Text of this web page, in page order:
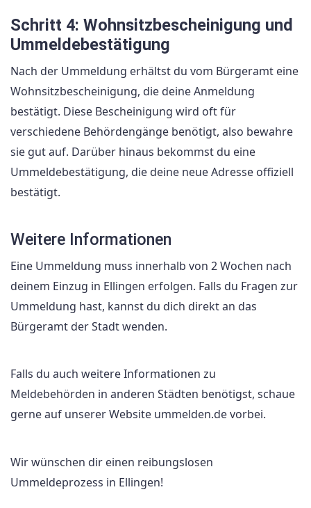
Schritt 4: Wohnsitzbescheinigung und
Ummeldebestätigung
Nach der Ummeldung erhältst du vom Bürgeramt eine
Wohnsitzbescheinigung, die deine Anmeldung
bestätigt. Diese Bescheinigung wird oft für
verschiedene Behördengänge benötigt, also bewahre
sie gut auf. Darüber hinaus bekommst du eine
Ummeldebestätigung, die deine neue Adresse offiziell
bestätigt.
Weitere Informationen
Eine Ummeldung muss innerhalb von 2 Wochen nach
deinem Einzug in Ellingen erfolgen. Falls du Fragen zur
Ummeldung hast, kannst du dich direkt an das
Bürgeramt der Stadt wenden.
Falls du auch weitere Informationen zu
Meldebehörden in anderen Städten benötigst, schaue
gerne auf unserer Website ummelden.de vorbei.
Wir wünschen dir einen reibungslosen
Ummeldeprozess in Ellingen!